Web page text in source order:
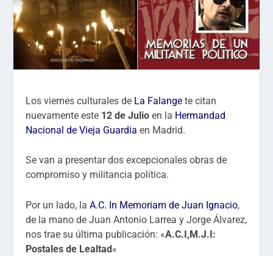
Los viernes culturales de La Falange te citan
nuevamente este 12 de Julio en la Hermandad
Nacional de Vieja Guardia en Madrid.
Se van a presentar dos excepcionales obras de
compromiso y militancia política.
Por un lado, laA.C. In Memoriam de Juan Ignacio,
de la mano de Juan Antonio Larrea y Jorge Álvarez,
nos trae su última publicación: «A.C.I,M.J.I:
Postales de Lealtad«